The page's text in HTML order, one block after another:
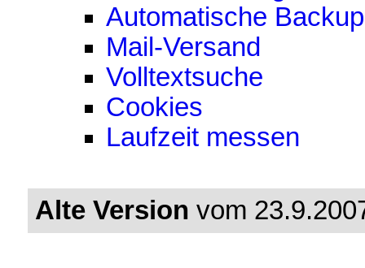
Automatische
Mail-Versand
Volltextsuche
Cookies
Laufzeit messen
Alte Version vom